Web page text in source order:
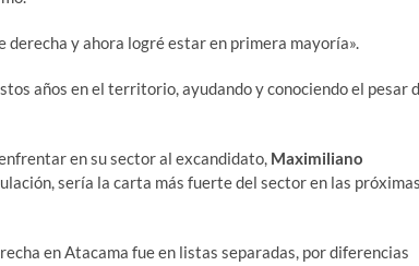
derecha y ahora logré estar en primera mayoría».
años en el territorio, ayudando y conociendo el pesar
en su sector al excandidato, Maximiliano
sería la carta más fuerte del sector en las
en Atacama fue en listas separadas, por diferencias